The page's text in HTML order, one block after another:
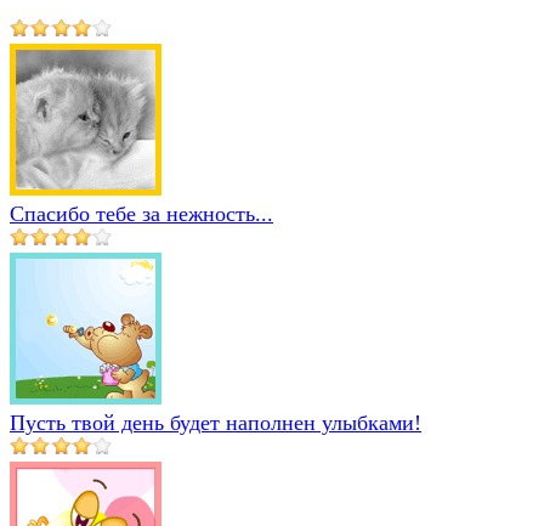
Спасибо тебе за нежность...
Пусть твой день будет наполнен улыбками!